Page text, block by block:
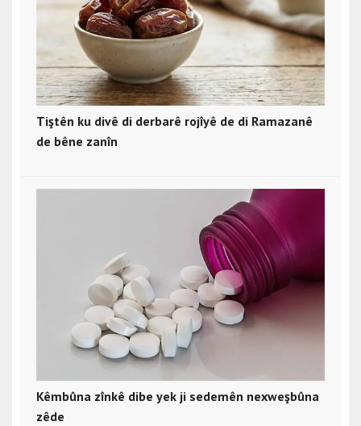
Tiştên ku divê di derbarê rojîyê de di Ramazanê
de bêne zanîn
Kêmbûna zînkê dibe yek ji sedemên nexweşbûna
zêde